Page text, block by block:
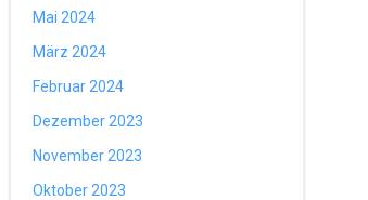
Mai 2024
März 2024
Februar 2024
Dezember 2023
November 2023
Oktober 2023